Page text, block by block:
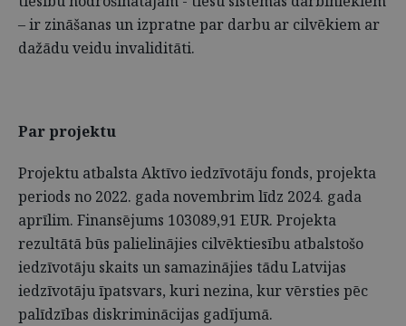
– ir zināšanas un izpratne par darbu ar cilvēkiem ar
dažādu veidu invaliditāti.
Par projektu
Projektu atbalsta Aktīvo iedzīvotāju fonds, projekta
periods no 2022. gada novembrim līdz 2024. gada
aprīlim. Finansējums 103089,91 EUR. Projekta
rezultātā būs palielinājies cilvēktiesību atbalstošo
iedzīvotāju skaits un samazinājies tādu Latvijas
iedzīvotāju īpatsvars, kuri nezina, kur vērsties pēc
palīdzības diskriminācijas gadījumā.